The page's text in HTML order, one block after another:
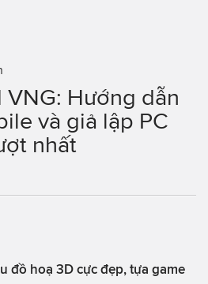
VNG: Hướng dẫn
và giả lập PC
nhất
đồ hoạ 3D cực đẹp, tựa game